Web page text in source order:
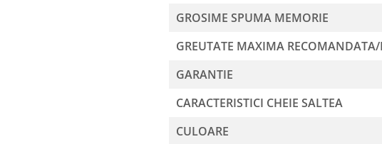
GROSIME SPUMA MEMORIE
GREUTATE MAXIMA
GARANTIE
CARACTERISTICI CHEIE SALTEA
CULOARE